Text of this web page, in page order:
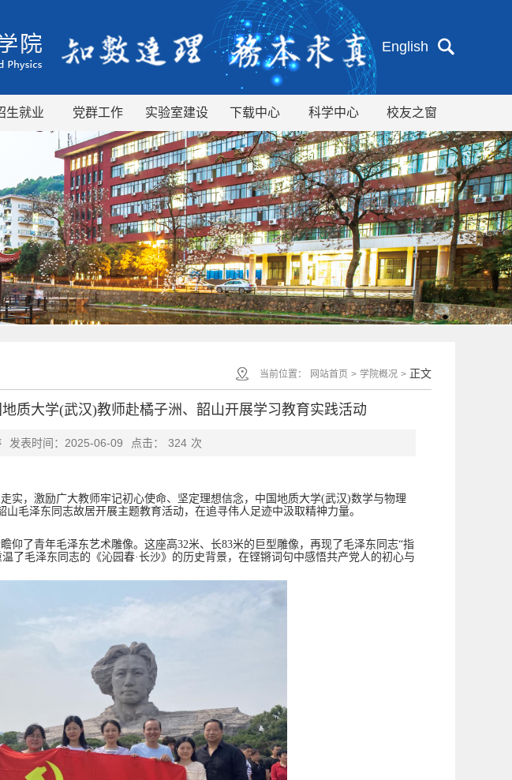
English
生就业 党群工作 实验室建设 下载中心 科学中心 校友之窗
当前位置： 网站首页 > 学院概况 > 正文
质大学(武汉)教师赴橘子洲、韶山开展学习教育实践活动
发表时间：2025-06-09 点击： 324 次
实，激励广大教师牢记初心使命、坚定理想信念，中国地质大学(武汉)数学与物理
毛泽东同志故居开展主题教育活动，在追寻伟人足迹中汲取精神力量。
仰了青年毛泽东艺术雕像。这座高32米、长83米的巨型雕像，再现了毛泽东同志“指
了毛泽东同志的《沁园春·长沙》的历史背景，在铿锵词句中感悟共产党人的初心与